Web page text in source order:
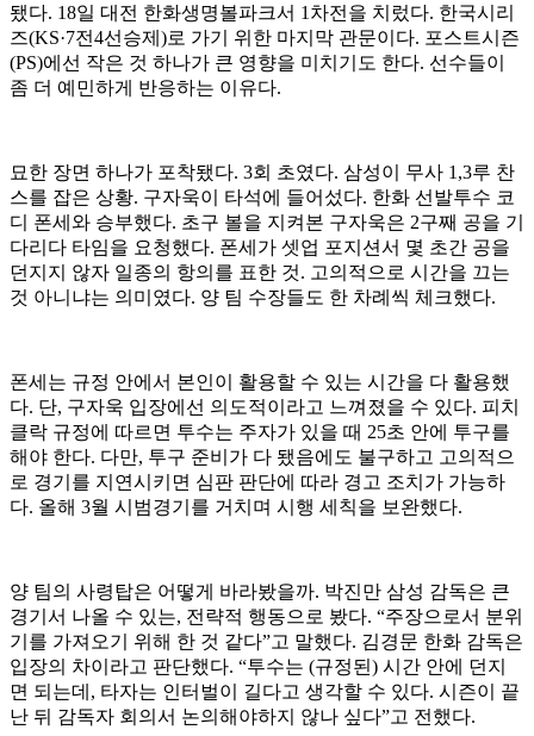
됐다. 18일 대전 한화생명볼파크서 1차전을 치렀다. 한국시리
즈(KS·7전4선승제)로 가기 위한 마지막 관문이다. 포스트시즌
(PS)에선 작은 것 하나가 큰 영향을 미치기도 한다. 선수들이
좀 더 예민하게 반응하는 이유다.
묘한 장면 하나가 포착됐다. 3회 초였다. 삼성이 무사 1,3루 찬
스를 잡은 상황. 구자욱이 타석에 들어섰다. 한화 선발투수 코
디 폰세와 승부했다. 초구 볼을 지켜본 구자욱은 2구째 공을 기
다리다 타임을 요청했다. 폰세가 셋업 포지션서 몇 초간 공을
던지지 않자 일종의 항의를 표한 것. 고의적으로 시간을 끄는
것 아니냐는 의미였다. 양 팀 수장들도 한 차례씩 체크했다.
폰세는 규정 안에서 본인이 활용할 수 있는 시간을 다 활용했
다. 단, 구자욱 입장에선 의도적이라고 느껴졌을 수 있다. 피치
클락 규정에 따르면 투수는 주자가 있을 때 25초 안에 투구를
해야 한다. 다만, 투구 준비가 다 됐음에도 불구하고 고의적으
로 경기를 지연시키면 심판 판단에 따라 경고 조치가 가능하
다. 올해 3월 시범경기를 거치며 시행 세칙을 보완했다.
양 팀의 사령탑은 어떻게 바라봤을까. 박진만 삼성 감독은 큰
경기서 나올 수 있는, 전략적 행동으로 봤다. “주장으로서 분위
기를 가져오기 위해 한 것 같다”고 말했다. 김경문 한화 감독은
입장의 차이라고 판단했다. “투수는 (규정된) 시간 안에 던지
면 되는데, 타자는 인터벌이 길다고 생각할 수 있다. 시즌이 끝
난 뒤 감독자 회의서 논의해야하지 않나 싶다”고 전했다.